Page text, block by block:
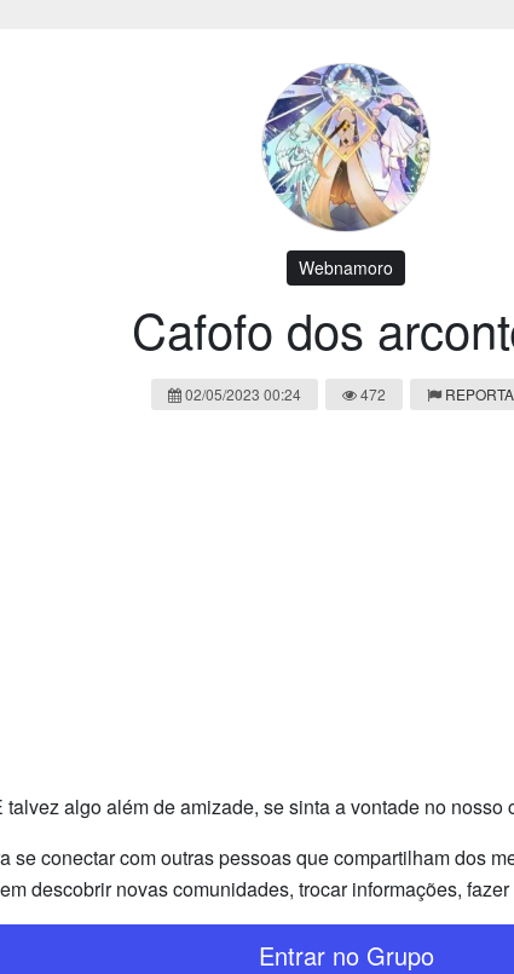
Webnamoro
Cafofo dos
02/05/2023 00:24 472
talvez algo além de amizade, se sinta a vontade no nosso
se conectar com outras pessoas que compartilham dos
descobrir novas comunidades, trocar informações,
Entrar no Grupo